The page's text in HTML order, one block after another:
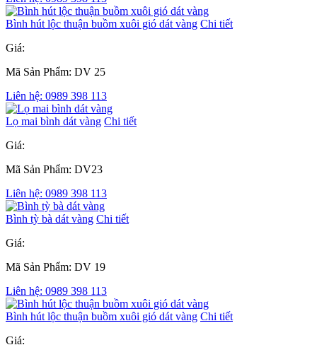
Bình hút lộc thuận buồm xuôi gió dát vàng Chi tiết
Giá:
Mã Sản Phẩm: DV 25
Liên hệ: 0989 398 113
Lọ mai bình dát vàng Chi tiết
Giá:
Mã Sản Phẩm: DV23
Liên hệ: 0989 398 113
Bình tỳ bà dát vàng Chi tiết
Giá:
Mã Sản Phẩm: DV 19
Liên hệ: 0989 398 113
Bình hút lộc thuận buồm xuôi gió dát vàng Chi tiết
Giá: